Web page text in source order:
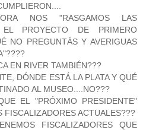
NOS "RASGAMOS LAS
EL PROYECTO DE PRIMERO
NO PREGUNTÁS Y AVERIGUAS
EN RIVER TAMBIÉN???
DÓNDE ESTÁ LA PLATA Y QUÉ
AL MUSEO....NO???
EL "PRÓXIMO PRESIDENTE"
FISCALIZADORES ACTUALES???
FISCALIZADORES QUE